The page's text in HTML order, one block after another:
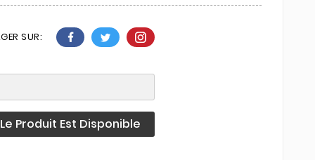
SUR:
Produit Est Disponible